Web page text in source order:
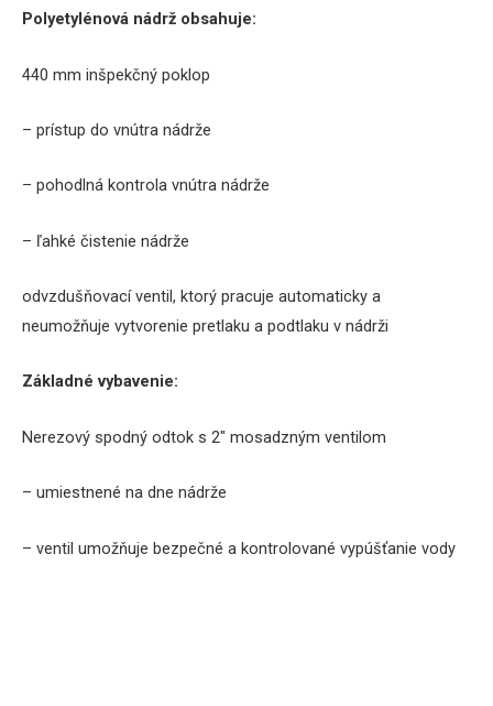
Polyetylénová nádrž obsahuje:
440 mm inšpekčný poklop
– prístup do vnútra nádrže
– pohodlná kontrola vnútra nádrže
– ľahké čistenie nádrže
odvzdušňovací ventil, ktorý pracuje automaticky a
neumožňuje vytvorenie pretlaku a podtlaku v nádrži
Základné vybavenie:
Nerezový spodný odtok s 2″ mosadzným ventilom
– umiestnené na dne nádrže
– ventil umožňuje bezpečné a kontrolované vypúšťanie vody